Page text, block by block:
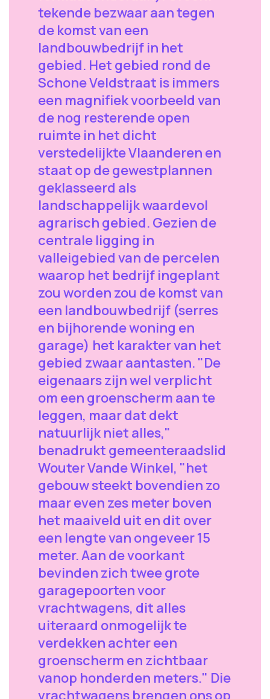
tekende bezwaar aan tegen
de komst van een
landbouwbedrijf in het
gebied. Het gebied rond de
Schone Veldstraat is immers
een magnifiek voorbeeld van
de nog resterende open
ruimte in het dicht
verstedelijkte Vlaanderen en
staat op de gewestplannen
geklasseerd als
landschappelijk waardevol
agrarisch gebied. Gezien de
centrale ligging in
valleigebied van de percelen
waarop het bedrijf ingeplant
zou worden zou de komst van
een landbouwbedrijf (serres
en bijhorende woning en
garage) het karakter van het
gebied zwaar aantasten. "De
eigenaars zijn wel verplicht
om een groenscherm aan te
leggen, maar dat dekt
natuurlijk niet alles,"
benadrukt gemeenteraadslid
Wouter Vande Winkel, "het
gebouw steekt bovendien zo
maar even zes meter boven
het maaiveld uit en dit over
een lengte van ongeveer 15
meter. Aan de voorkant
bevinden zich twee grote
garagepoorten voor
vrachtwagens, dit alles
uiteraard onmogelijk te
verdekken achter een
groenscherm en zichtbaar
vanop honderden meters." Die